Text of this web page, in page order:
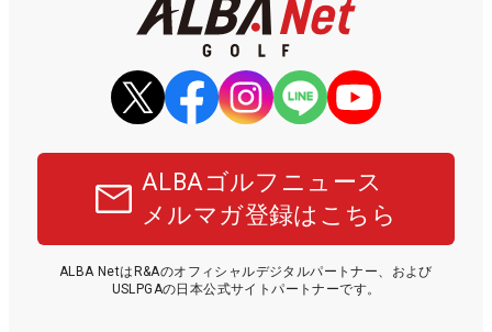
ALBAゴルフニュース
メルマガ登録はこちら
ALBA NetはR&Aのオフィシャルデジタルパートナー、および
USLPGAの日本公式サイトパートナーです。